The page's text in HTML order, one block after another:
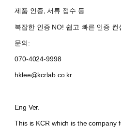
제품 인증, 서류 접수 등
복잡한 인증 NO! 쉽고 빠른 인증
문의:
070-4024-9998
hklee@kcrlab.co.kr
Eng Ver.
This is KCR which is the company